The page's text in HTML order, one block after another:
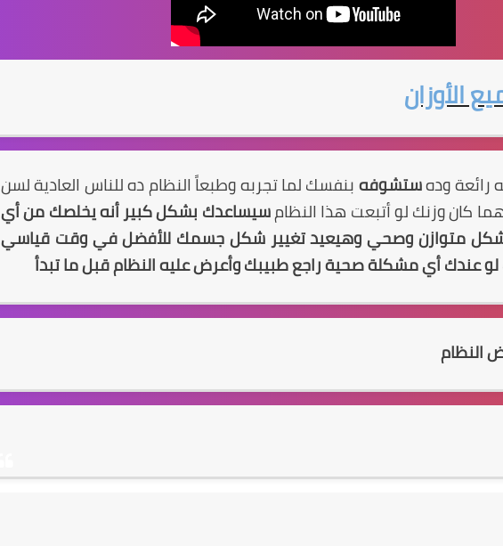
الأوزان
رائعة ودهستشوفهبنفسك لما تجربه وطبعاً النظام ده للناس العادية لسن
سيساعدك بشكل كبير أنه يخلصك من أي
متوازن وصحي وهيعيد تغيير شكل جسمك للأفضل في وقت قياسي
أي مشكلة صحية راجع طبيبك وأعرض عليه النظام قبل ما تبدأ
النظام